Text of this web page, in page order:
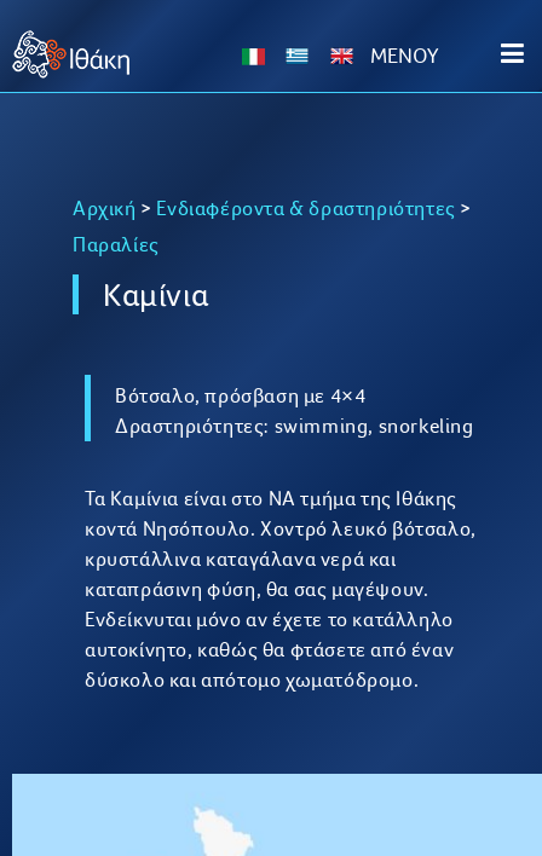
Αρχική > Ενδιαφέροντα & δραστηριότητες >
Παραλίες
Καμίνια
Βότσαλο, πρόσβαση με 4×4
Δραστηριότητες: swimming, snorkeling
Τα Καμίνια είναι στο ΝΑ τμήμα της Ιθάκης
κοντά Νησόπουλο. Χοντρό λευκό βότσαλο,
κρυστάλλινα καταγάλανα νερά και
καταπράσινη φύση, θα σας μαγέψουν.
Ενδείκνυται μόνο αν έχετε το κατάλληλο
αυτοκίνητο, καθώς θα φτάσετε από έναν
δύσκολο και απότομο χωματόδρομο.
MENOY